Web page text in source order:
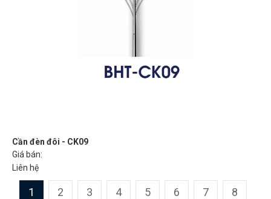
Cần đèn đôi - CK09
Giá bán:
Liên hệ
1 2 3 4 5 6 7 8